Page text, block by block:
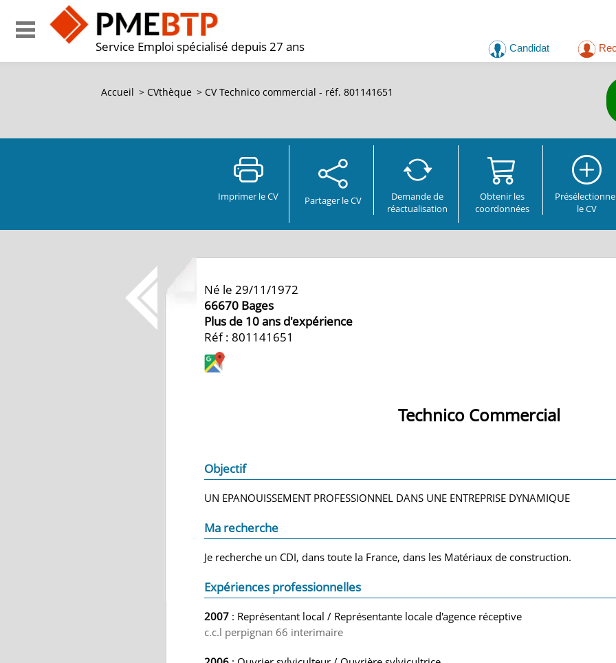
Service Emploi spécialisé depuis 27 ans Candidat
Accueil > CVthèque > CV Technico commercial - réf. 801141651
Imprimer le CV Partager le CV
Demande de
réactualisation
Obtenir les
coordonnées
le CV
Né le 29/11/1972
66670 Bages
Plus de 10 ans d'expérience
Réf : 801141651
Technico Commercial
Objectif
UN EPANOUISSEMENT PROFESSIONNEL DANS UNE ENTREPRISE DYNAMIQUE
Ma recherche
Je recherche un CDI, dans toute la France, dans les Matériaux de construction.
Expériences professionnelles
2007 : Représentant local / Représentante locale d'agence réceptive
c.c.l perpignan 66 interimaire